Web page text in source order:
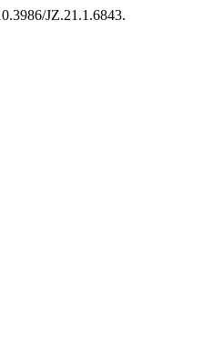
JZ.21.1.6843.